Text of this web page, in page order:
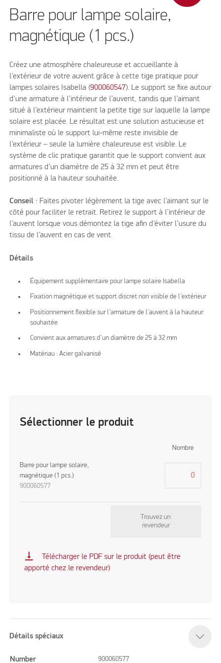
Barre pour lampe solaire,
magnétique (1 pcs.)
Créez une atmosphère chaleureuse et accueillante à
l’extérieur de votre auvent grâce à cette tige pratique pour
lampes solaires Isabella (900060547). Le support se fixe autour
d’une armature à l’intérieur de l’auvent, tandis que l’aimant
situé à l’extérieur maintient la petite tige sur laquelle la lampe
solaire est placée. Le résultat est une solution astucieuse et
minimaliste où le support lui-même reste invisible de
l’extérieur – seule la lumière chaleureuse est visible. Le
système de clic pratique garantit que le support convient aux
armatures d’un diamètre de 25 à 32 mm et peut être
positionné à la hauteur souhaitée.
Conseil : Faites pivoter légèrement la tige avec l’aimant sur le
côté pour faciliter le retrait. Retirez le support à l’intérieur de
l’auvent lorsque vous démontez la tige afin d’éviter l’usure du
tissu de l’auvent en cas de vent.
Détails
Équipement supplémentaire pour lampe solaire Isabella
Fixation magnétique et support discret non visible de l’extérieur
Positionnement flexible sur l’armature de l’auvent à la hauteur
souhaitée
Convient aux armatures d’un diamètre de 25 à 32 mm
Matériau : Acier galvanisé
Sélectionner le produit
Nombre
Barre pour lampe solaire,
magnétique (1 pcs.)
900060577
Trouvez un
revendeur
vertical_align_bottom
Télécharger le PDF sur le produit (peut être
apporté chez le revendeur)
Détails spéciaux
Number 900060577